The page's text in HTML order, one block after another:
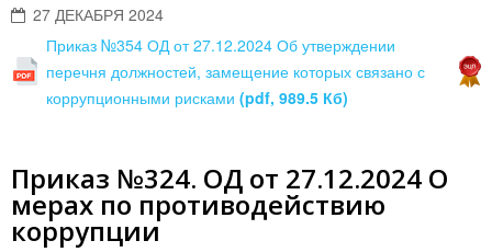
27 ДЕКАБРЯ 2024
Приказ №354 ОД от 27.12.2024 Об утверждении
перечня должностей, замещение которых связано с
коррупционными рисками (pdf, 989.5 Кб)
Приказ №324. ОД от 27.12.2024 О
мерах по противодействию
коррупции